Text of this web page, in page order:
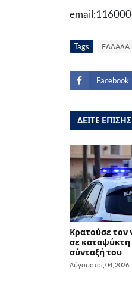
Tags ΕΛΛΑΔΑ
Facebook
ΔΕΙΤΕ ΕΠΙΣΗΣ
Κρατούσε τον
σε καταψύκτη
σύνταξή του
Αύγουστος 04, 2026